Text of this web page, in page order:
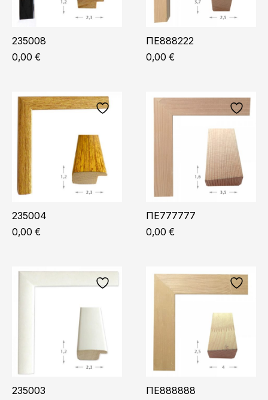
235008
0,00 €
ΠΕ888222
0,00 €
235004
0,00 €
ΠΕ777777
0,00 €
235003 ΠΕ888888